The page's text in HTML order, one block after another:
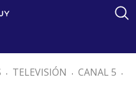
. TELEVISIÓN . CANAL 5 .